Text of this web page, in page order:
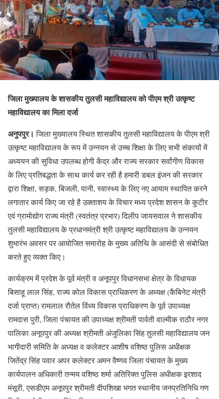
जिला मुख्यालय के शासकीय तुलसी महाविद्यालय को पीएम श्री उत्कृष्ट
महाविद्यालय का मिला दर्जा
अनुपपुर। जिला मुख्यालय स्थित शासकीय तुलसी महाविद्यालय के पीएम श्री
उत्कृष्ट महाविद्यालय के रूप में उन्नयन से उच्च शिक्षा के लिए सभी संकायों में
अध्ययन की सुविधा उपलब्ध होगी केंद्र और राज्य सरकार सर्वांगीण विकास
के लिए प्रतिबद्धता के साथ कार्य कर रही है हमारी डबल इंजन की सरकार
द्वारा शिक्षा, सड़क, बिजली, पानी, स्वास्थ्य के लिए नए आयाम स्थापित करने
लगातार कार्य किए जा रहे है उक्ताशय के विचार मध्य प्रदेश शासन के कुटीर
एवं ग्रामोद्योग राज्य मंत्री (स्वतंत्र प्रभार) दिलीप जायसवाल ने शासकीय
तुलसी महाविद्यालय के प्रधानमंत्री श्री उत्कृष्ट महाविद्यालय के उन्नयन
शुभारंभ अवसर पर आयोजित समारोह के मुख्य अतिथि के आसंदी से संबोधित
करते हुए व्यक्त किए।
कार्यक्रम में प्रदेश के पूर्व मंत्री व अनूपपुर विधानसभा क्षेत्र के विधायक
बिसाहू लाल सिंह, राज्य कोल विकास प्राधिकरण के अध्यक्ष (कैबिनेट मंत्री
दर्जा प्राप्त) रामलाल रौतेल विंध्य विकास प्राधिकरण के पूर्व उपाध्यक्ष
रामदास पुरी, जिला पंचायत की उपाध्यक्ष श्रीमती पार्वती वाल्मीक राठौर नगर
पालिका अनूपपुर की अध्यक्ष श्रीमती अंजुलिका सिंह तुलसी महाविद्यालय जन
भागीदारी समिति के अध्यक्ष व कलेक्टर आशीष वशिष्ठ पुलिस अधीक्षक
जितेंद्र सिंह पवार अपर कलेक्टर अमन वैष्णव जिला पंचायत के मुख्य
कार्यपालन अधिकारी तन्मय वशिष्ठ शर्मा अतिरिक्त पुलिस अधीक्षक इरशाद
मंसूरी, एसडीएम अनूपपुर श्रीमती दीपशिखा भगत स्थानीय जनप्रतिनिधि गण